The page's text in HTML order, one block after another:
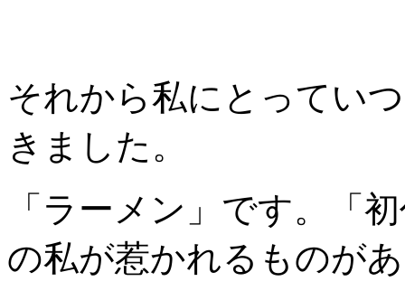
それから私にとってい
きました。
「ラーメン」です。「
の私が惹かれるものが